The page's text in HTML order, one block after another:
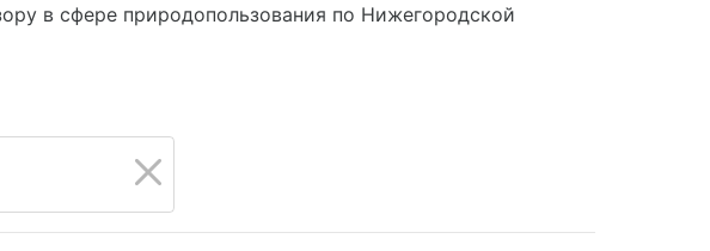
в сфере природопользования по Нижегородской